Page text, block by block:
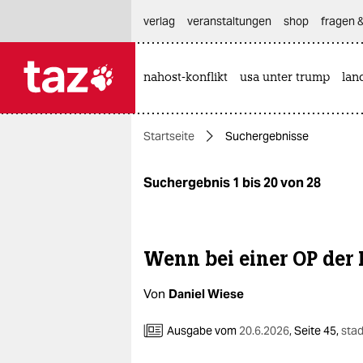
themen
politik
gesellschaft
kultur
sport
verlag
veranstaltungen shop fragen
nahost-konflikt usa unter trump
Startseite Suchergebnisse
Suchergebnis 1 bis 20 von 28
Wenn bei einer OP
Von Daniel Wiese
Ausgabe vom 20.6.2026,Seite 45,